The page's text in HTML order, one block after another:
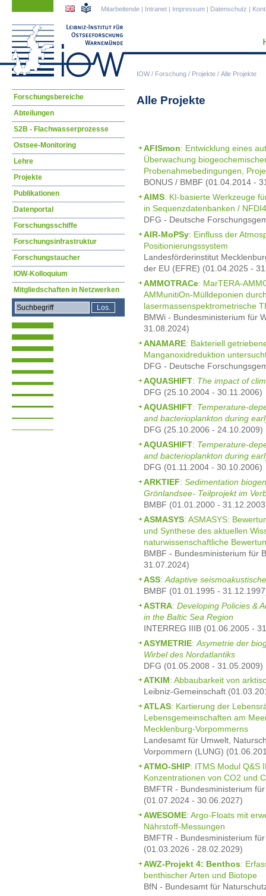
IOW/ Forschung / Projekte / Alle Projekte
Mitarbeitende | Intranet | Impressum | Datenschutz |
Alle Projekte
AFISmon: Entwicklung eines
Überwachung
Probenahmebedingungen,
BONUS / BMBF (01.04.2014 -
AIMS: KI-basierte Werkzeuge
in Sequenzdatenbanken /
DFG - Deutsche
AIR-MoPSy: Einfluss der
Positionierungssystem
Landesförderinstitut
der EU (EFRE) (01.04.2025 -
AMMOTRACe: MarTERA-
AMMunitiOn-Mülldeponien
lasermassenspektrometrische
BMWi - Bundesministerium für
31.08.2024)
ANAMARE: Bakteriell
Manganoxidreduktion
DFG - Deutsche
AQUASHIFT: The impact of
DFG (25.10.2004 - 30.11.2006)
AQUASHIFT: Temperature-
and bacterioplankton during
DFG (25.10.2006 - 24.10.2009)
AQUASHIFT: Temperature-
and bacterioplankton during
DFG (01.11.2004 - 30.10.2006)
ARKTIEF: Sedimentation
Grönlandsee- Teilprojekt im
BMBF (01.01.2000 -
ASMASYS: ASMASYS:
und Synthese des aktuellen
naturwissenschaftliche
BMBF - Bundesministerium für
31.07.2024)
ASS: Adaptive
BMBF (01.01.1995 -
ASTRA: Developing Policies &
in the Baltic Sea Region
INTERREG IIIB (01.06.2005 -
ASYMETRIE: Asymetrie der
Wirbel des Nordatlantiks
DFG (01.05.2008 - 31.05.2009)
ATKIM: Abbaubarkeit von
Leibniz-Gemeinschaft
ATLAS: Kartierung der
Lebensgemeinschaften am
Mecklenburg-Vorpommerns
Landesamt für Umwelt,
Vorpommern (LUNG)
ATMO-SHIP: ITMS Modul Q&S
Konzentrationen von CO2 und
BMFTR - Bundesministerium
(01.07.2024 - 30.06.2027)
AWESOME: Argo-Floats mit
Nährstoff-Messungen
BMFTR - Bundesministerium
(01.03.2026 - 28.02.2029)
AWZ-Projekt 4: Benthos:
benthischer Arten und Biotope
BfN - Bundesamt für
Navigation
überspringen
Forschungsbereiche
Abteilungen
S2B - Flachwasserprozesse
Ostsee-Monitoring
Lehre
Projekte
Publikationen
Datenportal
Forschungsschiffe
Forschungsinfrastruktur
Forschungstaucher
IOW-Kolloquium
Mitgliedschaften in Netzwerken